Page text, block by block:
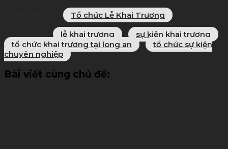
Tổ chức Lễ Khai Trương
lễ khai trương
sự kiện khai trương
tổ chức khai trương tại long an
tổ chức sự kiện
chuyên nghiệp
Bài viết cùng chủ đề: